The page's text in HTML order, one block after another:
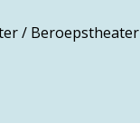
/ Beroepstheater